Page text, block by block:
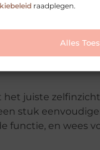
raadplegen.
Alles
dat je
naar huis
baan.
het juiste
stuk
functie, en wees